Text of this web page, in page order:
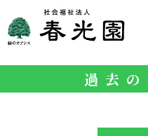
過去